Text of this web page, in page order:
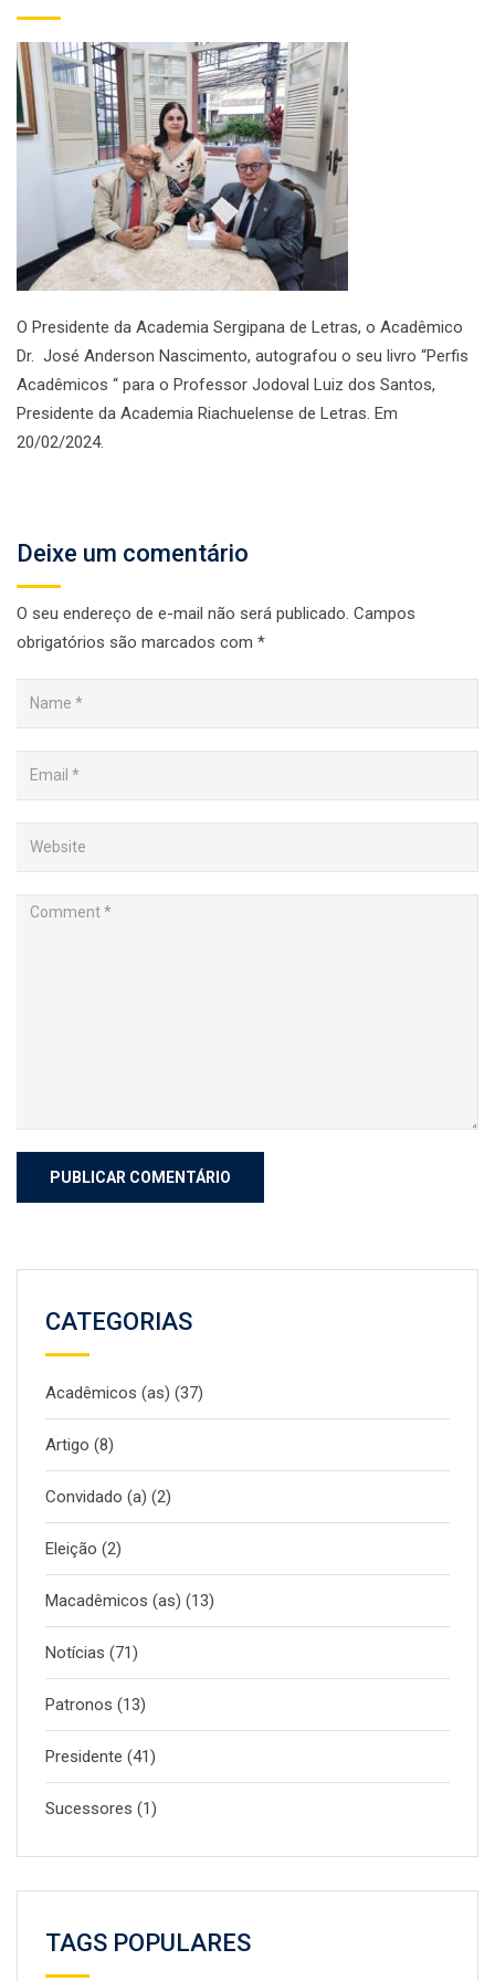
O Presidente da Academia Sergipana de Letras, o Acadêmico
Dr. José Anderson Nascimento, autografou o seu livro “Perfis
Acadêmicos “ para o Professor Jodoval Luiz dos Santos,
Presidente da Academia Riachuelense de Letras. Em
20/02/2024.
Deixe um comentário
O seu endereço de e-mail não será publicado. Campos
obrigatórios são marcados com *
CATEGORIAS
Acadêmicos (as) (37)
Artigo (8)
Convidado (a) (2)
Eleição (2)
Macadêmicos (as) (13)
Notícias (71)
Patronos (13)
Presidente (41)
Sucessores (1)
TAGS POPULARES